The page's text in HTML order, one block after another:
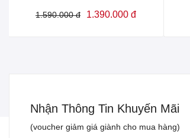
1.590.000 đ 1.390.000 đ
Nhận Thông Tin Khuyến Mãi
(voucher giảm giá giành cho mua hàng)